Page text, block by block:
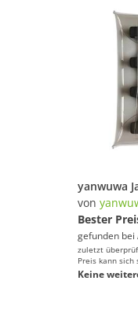
von
Bester
gefunden bei
zuletzt
Preis kann
Keine